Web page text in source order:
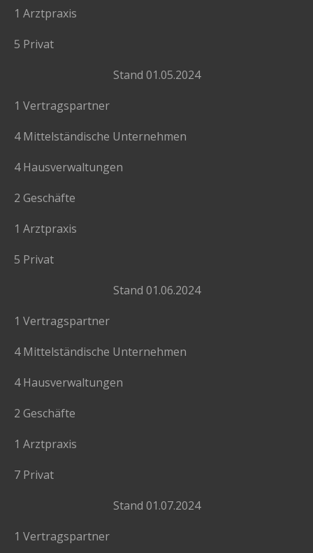
1 Arztpraxis
5 Privat
Stand 01.05.2024
1 Vertragspartner
4 Mittelständische Unternehmen
4 Hausverwaltungen
2 Geschäfte
1 Arztpraxis
5 Privat
Stand 01.06.2024
1 Vertragspartner
4 Mittelständische Unternehmen
4 Hausverwaltungen
2 Geschäfte
1 Arztpraxis
7 Privat
Stand 01.07.2024
1 Vertragspartner